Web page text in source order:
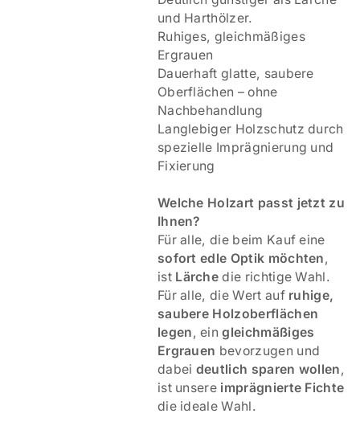
und Harthölzer.
Ruhiges, gleichmäßiges
Ergrauen
Dauerhaft glatte, saubere
Oberflächen – ohne
Nachbehandlung
Langlebiger Holzschutz durch
spezielle Imprägnierung und
Fixierung
Welche Holzart passt jetzt zu
Ihnen?
Für alle, die beim Kauf eine
sofort edle Optik möchten,
ist Lärchedie richtige Wahl.
Für alle, die Wert auf ruhige,
saubere Holzoberflächen
legen, eingleichmäßiges
Ergrauen bevorzugen und
dabei deutlich sparen wollen,
ist unsere imprägnierte Fichte
die ideale Wahl.